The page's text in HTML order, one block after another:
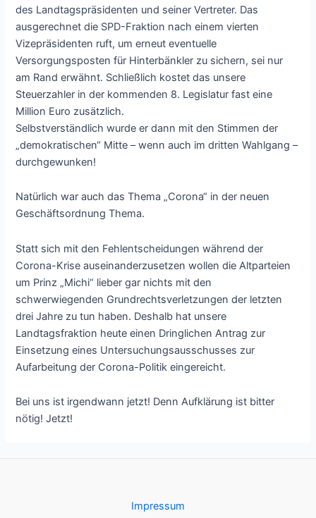
des Landtagspräsidenten und seiner Vertreter. Das
ausgerechnet die SPD-Fraktion nach einem vierten
Vizepräsidenten ruft, um erneut eventuelle
Versorgungsposten für Hinterbänkler zu sichern, sei nur
am Rand erwähnt. Schließlich kostet das unsere
Steuerzahler in der kommenden 8. Legislatur fast eine
Million Euro zusätzlich.
Selbstverständlich wurde er dann mit den Stimmen der
„demokratischen“ Mitte – wenn auch im dritten Wahlgang –
durchgewunken!
Natürlich war auch das Thema „Corona“ in der neuen
Geschäftsordnung Thema.
Statt sich mit den Fehlentscheidungen während der
Corona-Krise auseinanderzusetzen wollen die Altparteien
um Prinz „Michi“ lieber gar nichts mit den
schwerwiegenden Grundrechtsverletzungen der letzten
drei Jahre zu tun haben. Deshalb hat unsere
Landtagsfraktion heute einen Dringlichen Antrag zur
Einsetzung eines Untersuchungsausschusses zur
Aufarbeitung der Corona-Politik eingereicht.
Bei uns ist irgendwann jetzt! Denn Aufklärung ist bitter
nötig! Jetzt!
Impressum